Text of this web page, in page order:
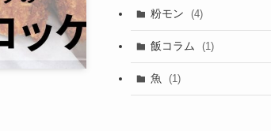
粉モン (4)
飯コラム (1)
魚 (1)